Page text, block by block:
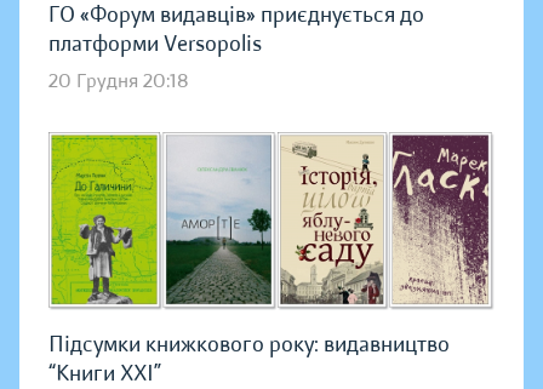
ГО «Форум видавців» приєднується до
платформи Versopolis
20 Грудня 20:18
Підсумки книжкового року: видавництво
“Книги ХХІ”